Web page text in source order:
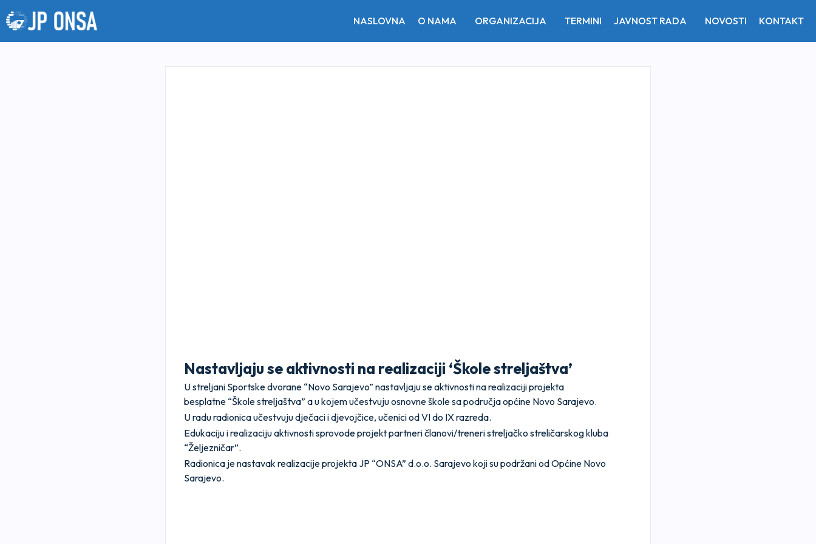
NASLOVNA O NAMA ORGANIZACIJA TERMINI JAVNOST RADA NOVOSTI KONTAKT
Nastavljaju se aktivnosti na realizaciji ‘Škole streljaštva’
U streljani Sportske dvorane “Novo Sarajevo” nastavljaju se aktivnosti na realizaciji projekta
besplatne “Škole streljaštva” a u kojem učestvuju osnovne škole sa područja općine Novo Sarajevo.
U radu radionica učestvuju dječaci i djevojčice, učenici od VI do IX razreda.
Edukaciju i realizaciju aktivnosti sprovode projekt partneri članovi/treneri streljačko streličarskog kluba
“Željezničar”.
Radionica je nastavak realizacije projekta JP “ONSA” d.o.o. Sarajevo koji su podržani od Općine Novo
Sarajevo.